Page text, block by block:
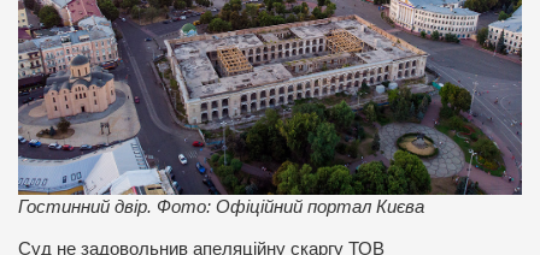
Гостинний двір. Фото: Офіційний портал Києва
Суд не задовольнив апеляційну скаргу ТОВ